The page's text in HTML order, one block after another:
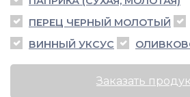
ПЕРЕЦ ЧЕРНЫЙ МОЛОТЫЙ
ВИННЫЙ УКСУС
Заказать